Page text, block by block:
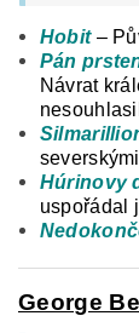
Hobit –
Pán
Návrat
Húrinovy
uspořádal
George